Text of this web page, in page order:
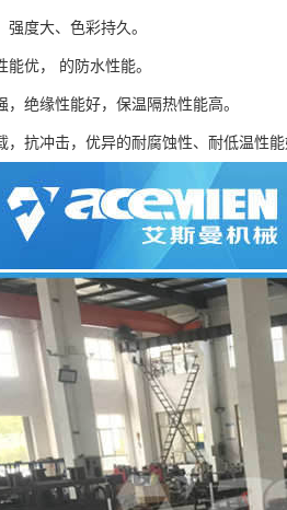
强度大、色彩持久。
能优， 的防水性能。
，绝缘性能好，保温隔热性能高。
，抗冲击，优异的耐腐蚀性、耐低温性能